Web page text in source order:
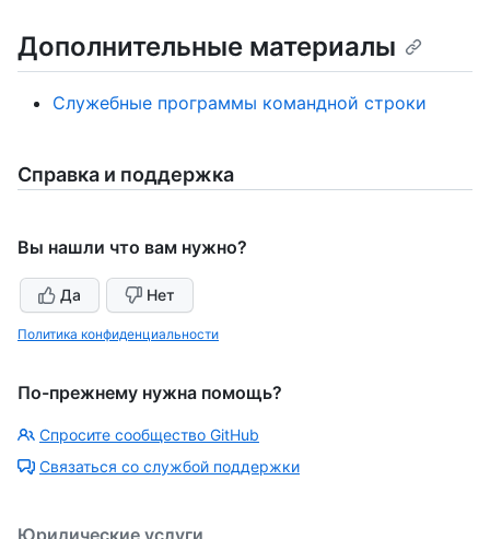
Дополнительные материалы
Служебные программы командной строки
Справка и поддержка
Вы нашли что вам нужно?
Да Нет
Политика конфиденциальности
По-прежнему нужна помощь?
Спросите сообщество GitHub
Связаться со службой поддержки
Юридические услуги